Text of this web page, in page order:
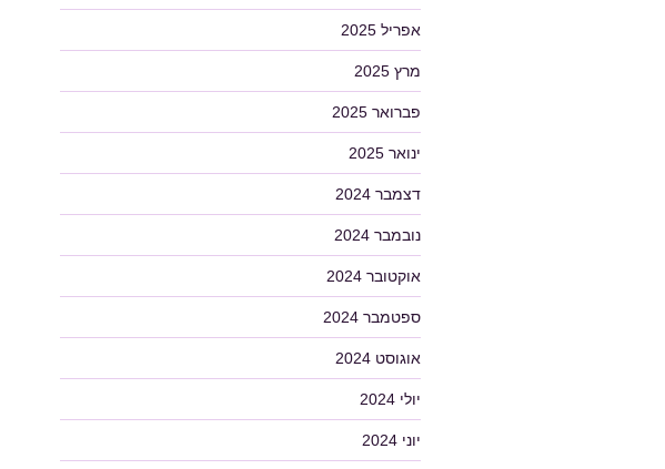
אפריל 2025
מרץ 2025
פברואר 2025
ינואר 2025
דצמבר 2024
נובמבר 2024
אוקטובר 2024
ספטמבר 2024
אוגוסט 2024
יולי 2024
יוני 2024